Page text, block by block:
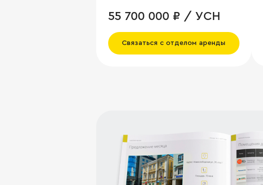
55 700 000 ₽ / УСН
Связаться с отделом аренды